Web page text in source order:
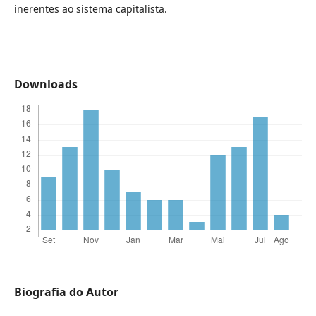
inerentes ao sistema capitalista.
Downloads
Biografia do Autor